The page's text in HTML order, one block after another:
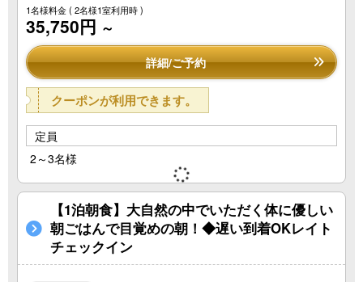
1名様料金( 2名様1室利用時 )
35,750円 ～
詳細/ご予約
クーポンが利用できます。
定員
2～3名様
【1泊朝食】大自然の中でいただく体に優しい
朝ごはんで目覚めの朝！◆遅い到着OKレイト
チェックイン